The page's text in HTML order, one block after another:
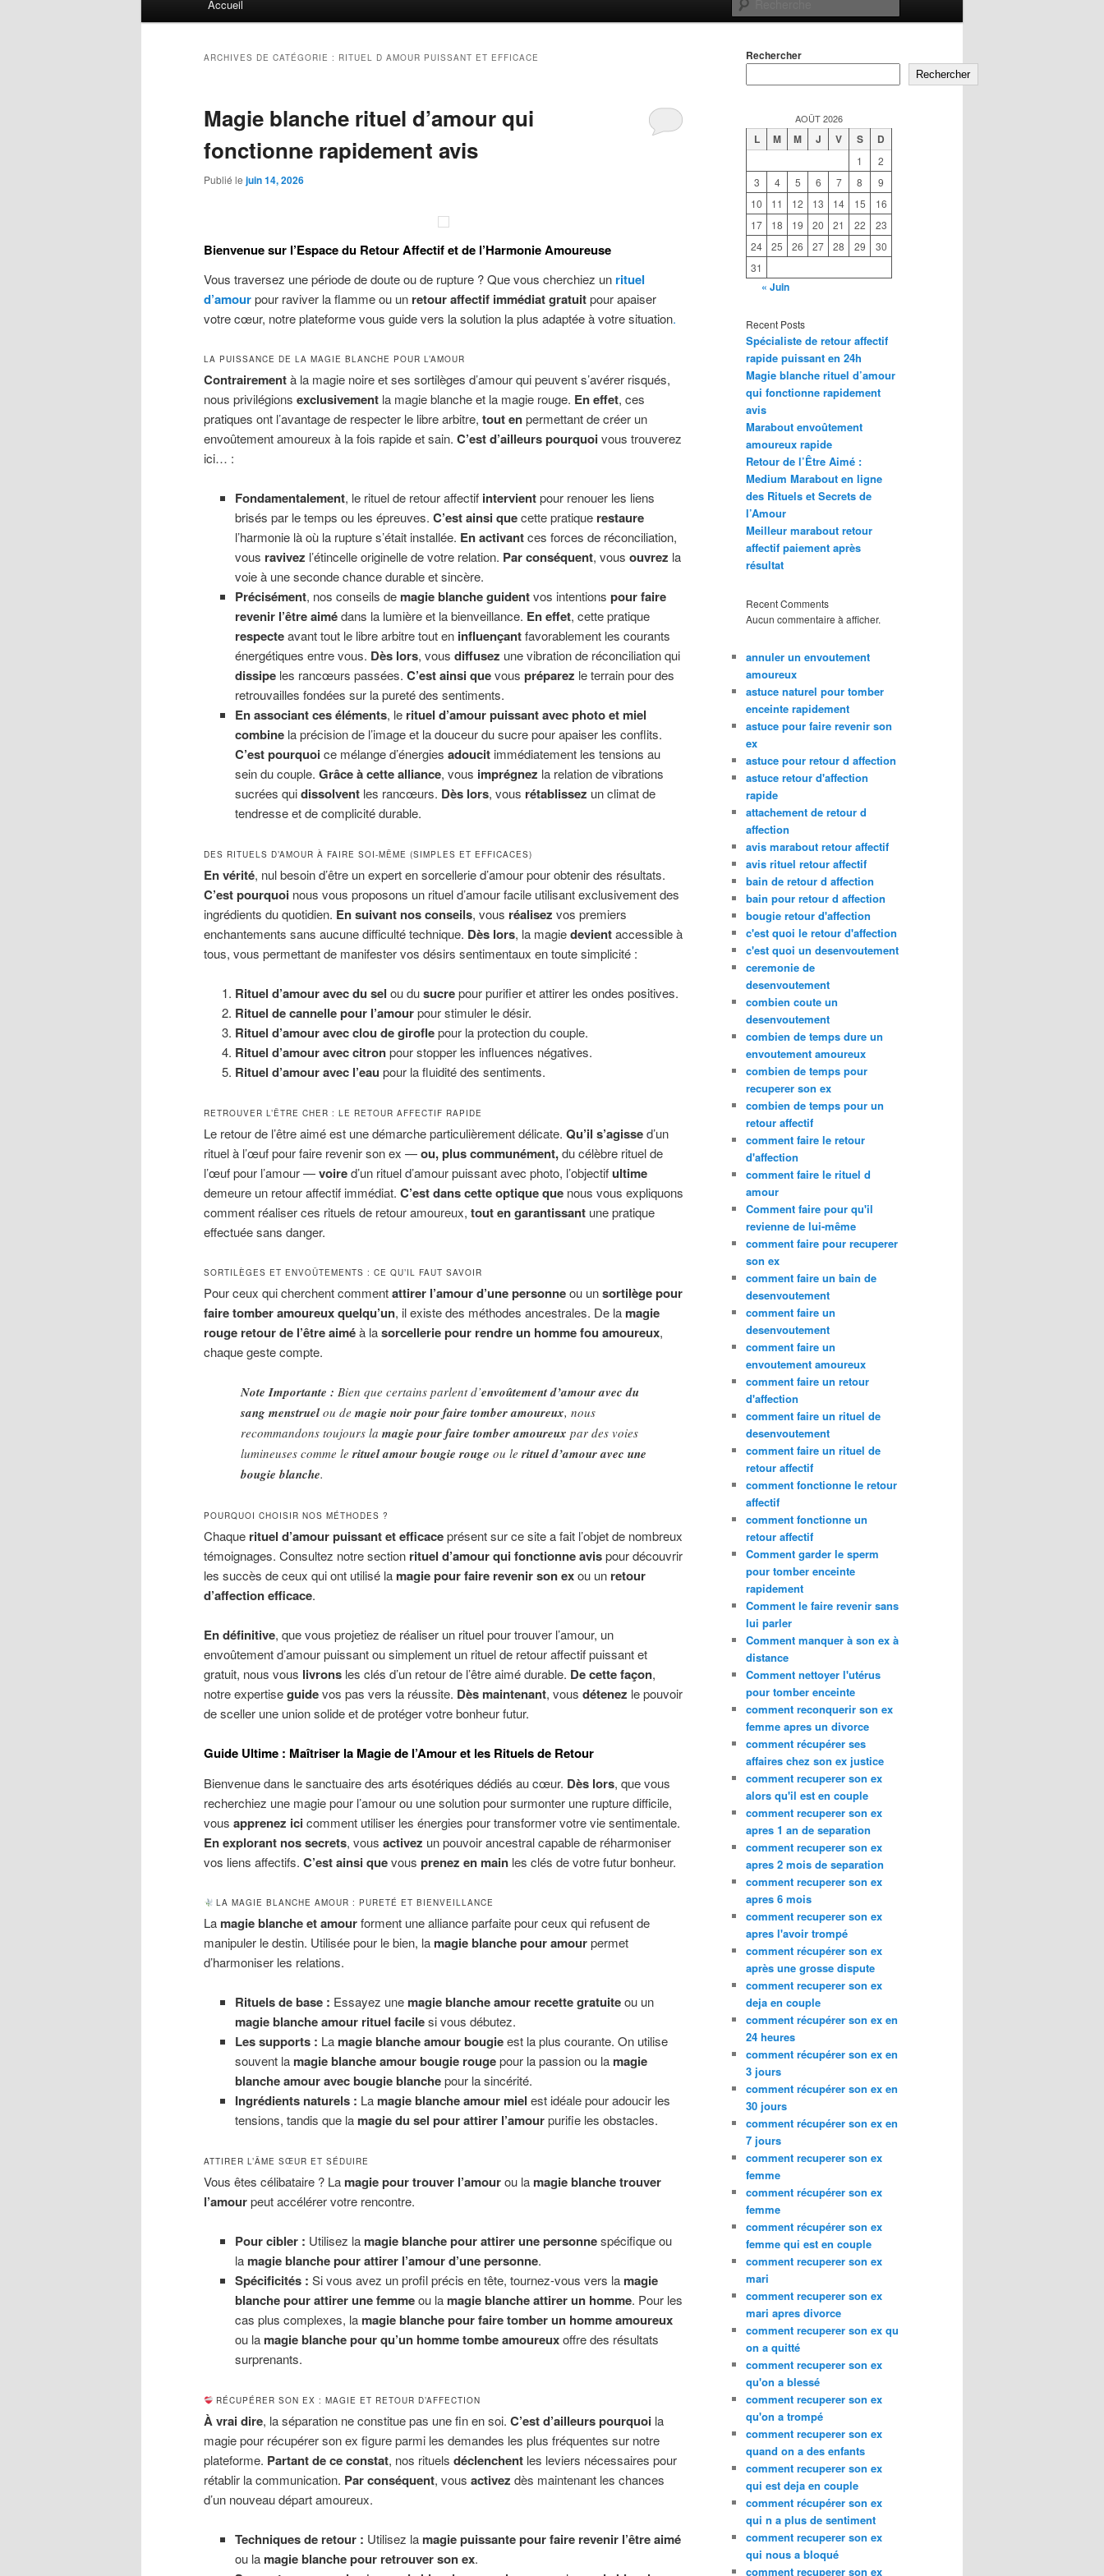
Accueil
ARCHIVES DE CATÉGORIE : RITUEL D AMOUR PUISSANT ET EFFICACE
Magie blanche rituel d’amour qui
fonctionne rapidement avis
Publié le juin 14, 2026
Bienvenue sur l’Espace du Retour Affectif et de l’Harmonie Amoureuse
Vous traversez une période de doute ou de rupture ? Que vous cherchiez un rituel
d’amourpour raviver la flamme ou un retour affectif immédiat gratuitpour apaiser
votre cœur, notre plateforme vous guide vers la solution la plus adaptée à votre situation.
LA PUISSANCE DE LA MAGIE BLANCHE POUR L’AMOUR
Contrairementà la magie noire et ses sortilèges d’amour qui peuvent s’avérer risqués,
nous privilégions exclusivement la magie blanche et la magie rouge. En effet, ces
pratiques ont l’avantage de respecter le libre arbitre, tout enpermettant de créer un
envoûtement amoureux à la fois rapide et sain. C’est d’ailleurs pourquoivous trouverez
ici… :
Fondamentalement, le rituel de retour affectif intervientpour renouer les liens
brisés par le temps ou les épreuves. C’est ainsi quecette pratique restaure
l’harmonie là où la rupture s’était installée. En activantces forces de réconciliation,
vous ravivez l’étincelle originelle de votre relation. Par conséquent, vous ouvrez la
voie à une seconde chance durable et sincère.
Précisément, nos conseils demagie blanche guidentvos intentions pour faire
revenir l’être aimédans la lumière et la bienveillance. En effet, cette pratique
respecteavant tout le libre arbitre tout en influençantfavorablement les courants
énergétiques entre vous. Dès lors, vous diffusez une vibration de réconciliation qui
dissipeles rancœurs passées. C’est ainsi quevous préparez le terrain pour des
retrouvailles fondées sur la pureté des sentiments.
En associant ces éléments, le rituel d’amour puissant avec photo et miel
combinela précision de l’image et la douceur du sucre pour apaiser les conflits.
C’est pourquoice mélange d’énergies adoucitimmédiatement les tensions au
sein du couple. Grâce à cette alliance, vous imprégnez la relation de vibrations
sucrées quidissolventles rancœurs. Dès lors, vous rétablissez un climat de
tendresse et de complicité durable.
DES RITUELS D’AMOUR À FAIRE SOI-MÊME (SIMPLES ET EFFICACES)
En vérité, nul besoin d’être un expert en sorcellerie d’amour pour obtenir des résultats.
C’est pourquoi nous vous proposons un rituel d’amour facile utilisant exclusivement des
ingrédients du quotidien. En suivant nos conseils, vous réalisez vos premiers
enchantements sans aucune difficulté technique. Dès lors, la magiedevientaccessible à
tous, vous permettant de manifester vos désirs sentimentaux en toute simplicité :
Rituel d’amour avec du sel ou dusucrepour purifier et attirer les ondes positives.
Rituel de cannelle pour l’amourpour stimuler le désir.
Rituel d’amour avec clou de giroflepour la protection du couple.
Rituel d’amour avec citronpour stopper les influences négatives.
Rituel d’amour avec l’eau pour la fluidité des sentiments.
RETROUVER L’ÊTRE CHER : LE RETOUR AFFECTIF RAPIDE
Le retour de l’être aimé est une démarche particulièrement délicate. Qu’il s’agissed’un
rituel à l’œuf pour faire revenir son ex —ou, plus communément,du célèbre rituel de
l’œuf pour l’amour —voired’un rituel d’amour puissant avec photo, l’objectifultime
demeure un retour affectif immédiat. C’est dans cette optique que nous vous expliquons
comment réaliser ces rituels de retour amoureux, tout en garantissant une pratique
effectuée sans danger.
SORTILÈGES ET ENVOÛTEMENTS : CE QU’IL FAUT SAVOIR
Pour ceux qui cherchent commentattirer l’amour d’une personneou unsortilège pour
faire tomber amoureux quelqu’un, il existe des méthodes ancestrales. De la magie
rouge retour de l’être aiméà lasorcellerie pour rendre un homme fou amoureux,
chaque geste compte.
Note Importante : Bien que certains parlent d’envoûtement d’amour avec du
sang menstruelou de magie noir pour faire tomber amoureux, nous
recommandons toujours la magie pour faire tomber amoureux par des voies
lumineuses comme lerituel amour bougie rouge ou lerituel d’amour avec une
bougie blanche.
POURQUOI CHOISIR NOS MÉTHODES ?
Chaque rituel d’amour puissant et efficaceprésent sur ce site a fait l’objet de nombreux
témoignages. Consultez notre section rituel d’amour qui fonctionne avispour découvrir
les succès de ceux qui ont utilisé la magie pour faire revenir son exou un retour
d’affection efficace.
En définitive, que vous projetiez de réaliser un rituel pour trouver l’amour, un
envoûtement d’amour puissant ou simplement un rituel de retour affectif puissant et
gratuit, nous vous livrons les clés d’un retour de l’être aimé durable. De cette façon,
notre expertiseguidevos pas vers la réussite. Dès maintenant, vous détenez le pouvoir
de sceller une union solide et de protéger votre bonheur futur.
Guide Ultime : Maîtriser la Magie de l’Amour et les Rituels de Retour
Bienvenue dans le sanctuaire des arts ésotériques dédiés au cœur. Dès lors, que vous
recherchiez une magie pour l’amour ou une solution pour surmonter une rupture difficile,
vous apprenez icicomment utiliser les énergies pour transformer votre vie sentimentale.
En explorant nos secrets, vous activez un pouvoir ancestral capable de réharmoniser
vos liens affectifs. C’est ainsi quevous prenez en main les clés de votre futur bonheur.
LA MAGIE BLANCHE AMOUR : PURETÉ ET BIENVEILLANCE
La magie blanche et amourforment une alliance parfaite pour ceux qui refusent de
manipuler le destin. Utilisée pour le bien, la magie blanche pour amourpermet
d’harmoniser les relations.
Rituels de base : Essayez une magie blanche amour recette gratuiteou un
magie blanche amour rituel facilesi vous débutez.
Les supports : La magie blanche amour bougieest la plus courante. On utilise
souvent la magie blanche amour bougie rougepour la passion ou la magie
blanche amour avec bougie blanchepour la sincérité.
Ingrédients naturels : La magie blanche amour miel est idéale pour adoucir les
tensions, tandis que la magie du sel pour attirer l’amourpurifie les obstacles.
ATTIRER L’ÂME SŒUR ET SÉDUIRE
Vous êtes célibataire ? La magie pour trouver l’amourou la magie blanche trouver
l’amourpeut accélérer votre rencontre.
Pour cibler : Utilisez la magie blanche pour attirer une personnespécifique ou
la magie blanche pour attirer l’amour d’une personne.
Spécificités : Si vous avez un profil précis en tête, tournez-vous vers la magie
blanche pour attirer une femmeou la magie blanche attirer un homme. Pour les
cas plus complexes, la magie blanche pour faire tomber un homme amoureux
ou la magie blanche pour qu’un homme tombe amoureuxoffre des résultats
surprenants.
RÉCUPÉRER SON EX : MAGIE ET RETOUR D’AFFECTION
À vrai dire, la séparation ne constitue pas une fin en soi. C’est d’ailleurs pourquoi la
magie pour récupérer son ex figure parmi les demandes les plus fréquentes sur notre
plateforme. Partant de ce constat, nos rituels déclenchent les leviers nécessaires pour
rétablir la communication. Par conséquent, vous activez dès maintenant les chances
d’un nouveau départ amoureux.
Techniques de retour : Utilisez la magie puissante pour faire revenir l’être aimé
ou la magie blanche pour retrouver son ex.
Rechercher
Rechercher
AOÛT 2026
L M M J V S D
1
2
3
4 5 6 7 8
9
10
11 12 13 14 15
16
17
18 19 20 21 22
23
24
25 26 27 28 29
30
31
« Juin
Recent Posts
Spécialiste de retour affectif
rapide puissant en 24h
Magie blanche rituel d’amour
qui fonctionne rapidement
avis
Marabout envoûtement
amoureux rapide
Retour de l’Être Aimé :
Medium Marabout en ligne
des Rituels et Secrets de
l’Amour
Meilleur marabout retour
affectif paiement après
résultat
Recent Comments
Aucun commentaire à afficher.
annuler un envoutement
amoureux
astuce naturel pour tomber
enceinte rapidement
astuce pour faire revenir son
ex
astuce pour retour d affection
astuce retour d'affection
rapide
attachement de retour d
affection
avis marabout retour affectif
avis rituel retour affectif
bain de retour d affection
bain pour retour d affection
bougie retour d'affection
c'est quoi le retour d'affection
c'est quoi un desenvoutement
ceremonie de
desenvoutement
combien coute un
desenvoutement
combien de temps dure un
envoutement amoureux
combien de temps pour
recuperer son ex
combien de temps pour un
retour affectif
comment faire le retour
d'affection
comment faire le rituel d
amour
Comment faire pour qu'il
revienne de lui-même
comment faire pour recuperer
son ex
comment faire un bain de
desenvoutement
comment faire un
desenvoutement
comment faire un
envoutement amoureux
comment faire un retour
d'affection
comment faire un rituel de
desenvoutement
comment faire un rituel de
retour affectif
comment fonctionne le retour
affectif
comment fonctionne un
retour affectif
Comment garder le sperm
pour tomber enceinte
rapidement
Comment le faire revenir sans
lui parler
Comment manquer à son ex à
distance
Comment nettoyer l'utérus
pour tomber enceinte
comment reconquerir son ex
femme apres un divorce
comment récupérer ses
affaires chez son ex justice
comment recuperer son ex
alors qu'il est en couple
comment recuperer son ex
apres 1 an de separation
comment recuperer son ex
apres 2 mois de separation
comment recuperer son ex
apres 6 mois
comment recuperer son ex
apres l'avoir trompé
comment récupérer son ex
après une grosse dispute
comment recuperer son ex
deja en couple
comment récupérer son ex en
24 heures
comment récupérer son ex en
3 jours
comment récupérer son ex en
30 jours
comment récupérer son ex en
7 jours
comment recuperer son ex
femme
comment récupérer son ex
femme
comment récupérer son ex
femme qui est en couple
comment recuperer son ex
mari
comment recuperer son ex
mari apres divorce
comment recuperer son ex qu
on a quitté
comment recuperer son ex
qu'on a blessé
comment recuperer son ex
qu'on a trompé
comment recuperer son ex
quand on a des enfants
comment recuperer son ex
qui est deja en couple
comment récupérer son ex
qui n a plus de sentiment
comment recuperer son ex
qui nous a bloqué
comment recuperer son ex